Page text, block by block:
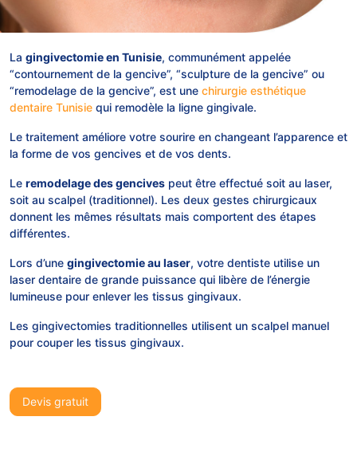
La gingivectomie en Tunisie, communément appelée
“contournement de la gencive”, “sculpture de la gencive” ou
“remodelage de la gencive”, est une chirurgie esthétique
dentaire Tunisie qui remodèle la ligne gingivale.
Le traitement améliore votre sourire en changeant l’apparence et
la forme de vos gencives et de vos dents.
Le remodelage des gencives peut être effectué soit au laser,
soit au scalpel (traditionnel). Les deux gestes chirurgicaux
donnent les mêmes résultats mais comportent des étapes
différentes.
Lors d’une gingivectomie au laser, votre dentiste utilise un
laser dentaire de grande puissance qui libère de l’énergie
lumineuse pour enlever les tissus gingivaux.
Les gingivectomies traditionnelles utilisent un scalpel manuel
pour couper les tissus gingivaux.
Devis gratuit